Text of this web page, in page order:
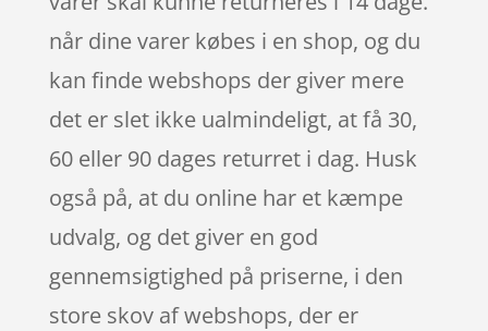
når dine varer købes i en shop, og du
kan finde webshops der giver mere
det er slet ikke ualmindeligt, at få 30,
60 eller 90 dages returret i dag. Husk
også på, at du online har et kæmpe
udvalg, og det giver en god
gennemsigtighed på priserne, i den
store skov af webshops, der er